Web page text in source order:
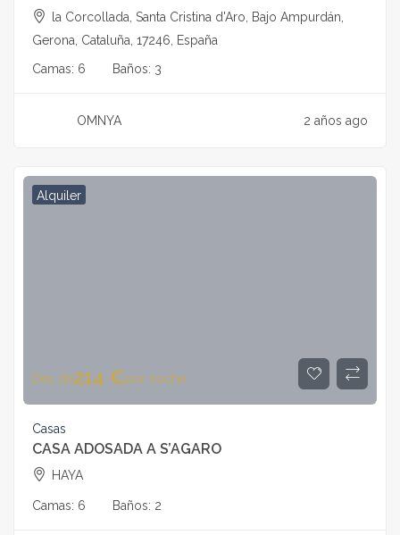
la Corcollada, Santa Cristina d'Aro, Bajo Ampurdán,
Gerona, Cataluña, 17246, España
Camas: 6 Baños: 3
OMNYA 2 años ago
Alquiler
Des de214 €por noche
Casas
CASA ADOSADA A S’AGARO
HAYA
Camas: 6 Baños: 2